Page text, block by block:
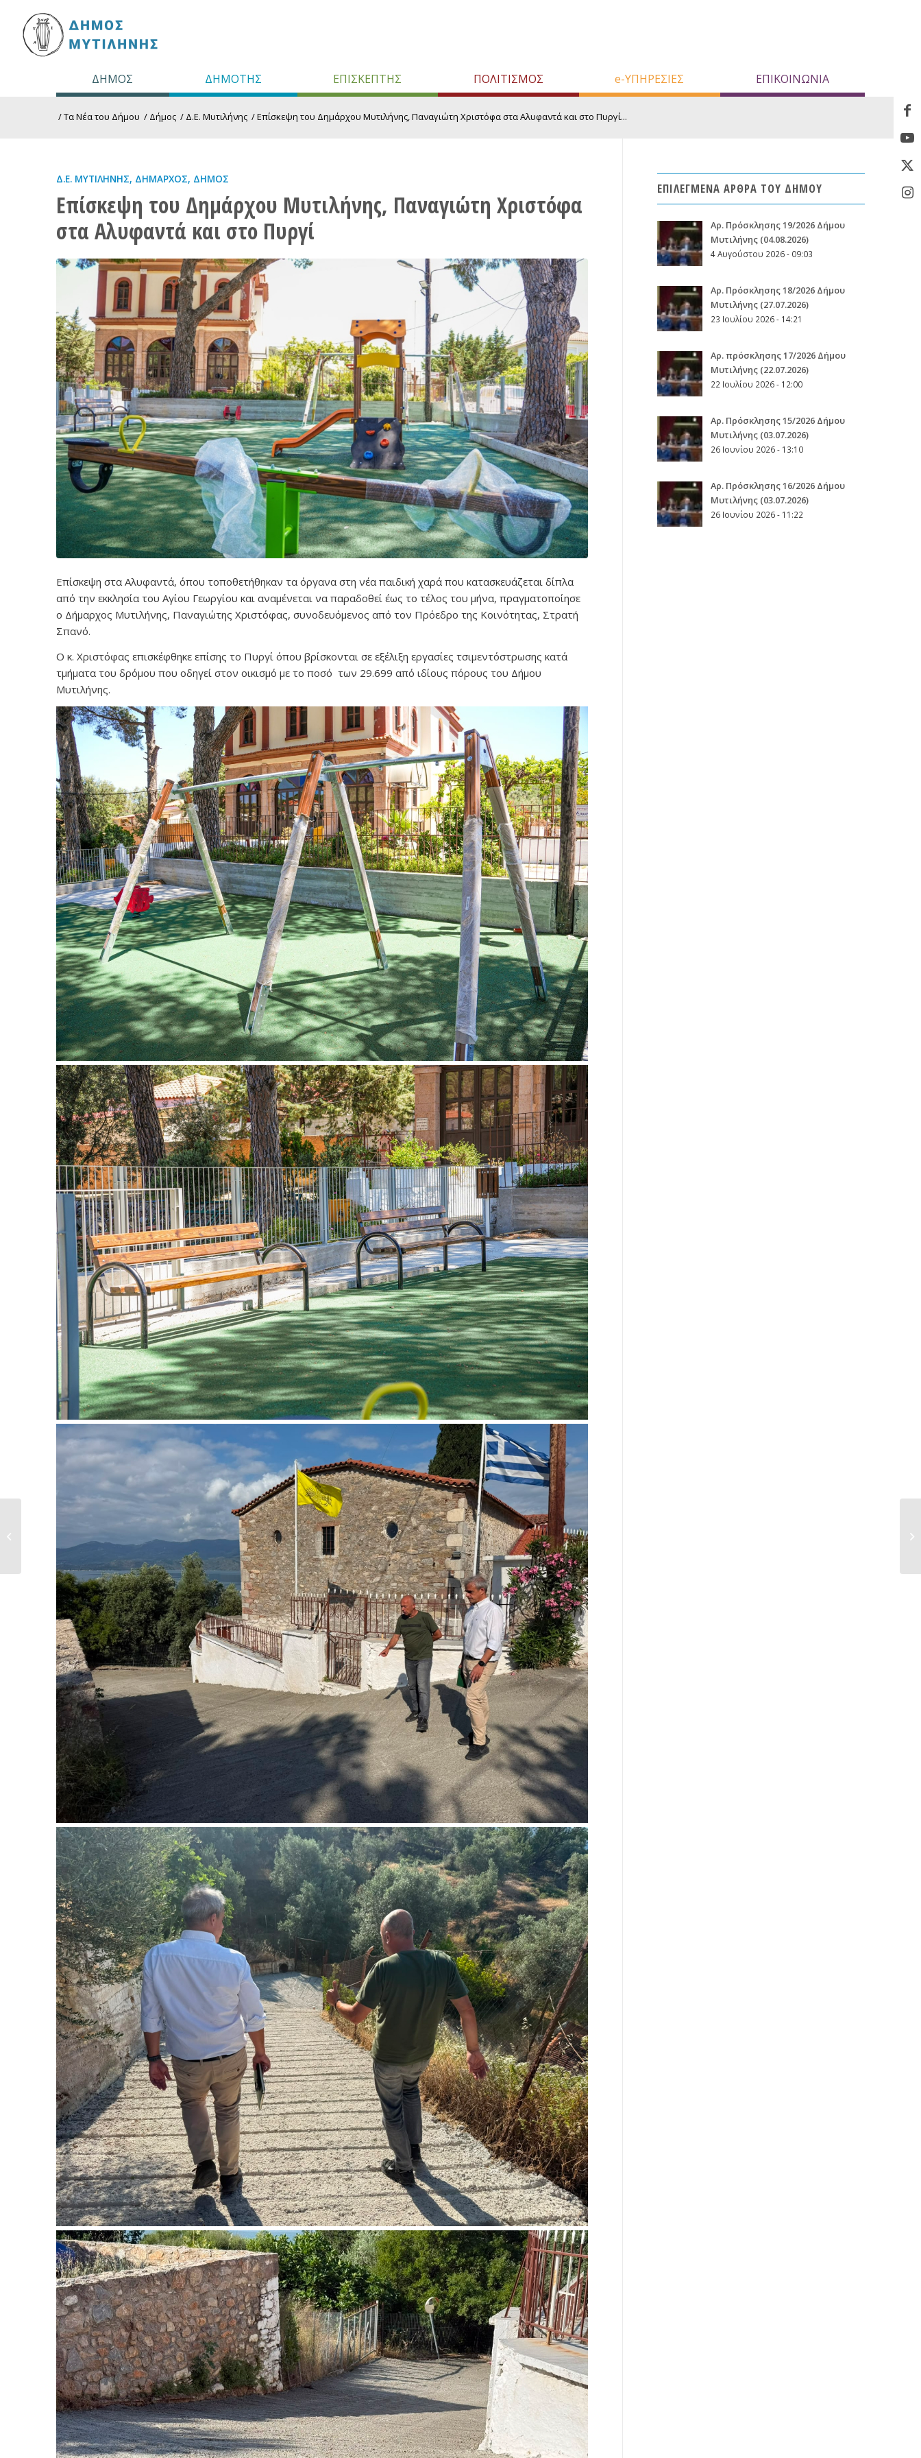
ΔΗΜΟΣ ΔΗΜΟΤΗΣ ΕΠΙΣΚΕΠΤΗΣ ΠΟΛΙΤΙΣΜΟΣ e-ΥΠΗΡΕΣΙΕΣ ΕΠΙΚΟΙΝΩΝΙΑ
/Τα Νέα του Δήμου / Δήμος / Δ.Ε. Μυτιλήνης /Επίσκεψη του Δημάρχου Μυτιλήνης, Παναγιώτη Χριστόφα στα Αλυφαντά και στο Πυργί...
Δ.Ε. ΜΥΤΙΛΉΝΗΣ, ΔΉΜΑΡΧΟΣ, ΔΉΜΟΣ
Επίσκεψη του Δημάρχου Μυτιλήνης, Παναγιώτη Χριστόφα
στα Αλυφαντά και στο Πυργί
Επίσκεψη στα Αλυφαντά, όπου τοποθετήθηκαν τα όργανα στη νέα παιδική χαρά που κατασκευάζεται δίπλα
από την εκκλησία του Αγίου Γεωργίου και αναμένεται να παραδοθεί έως το τέλος του μήνα, πραγματοποίησε
ο Δήμαρχος Μυτιλήνης, Παναγιώτης Χριστόφας, συνοδευόμενος από τον Πρόεδρο της Κοινότητας, Στρατή
Σπανό.
Ο κ. Χριστόφας επισκέφθηκε επίσης το Πυργί όπου βρίσκονται σε εξέλιξη εργασίες τσιμεντόστρωσης κατά
τμήματα του δρόμου που οδηγεί στον οικισμό με το ποσό των 29.699 από ιδίους πόρους του Δήμου
Μυτιλήνης.
ΕΠΙΛΕΓΜΕΝΑ ΑΡΘΡΑ ΤΟΥ ΔΗΜΟΥ
Aρ. Πρόσκλησης 19/2026 Δήμου
Μυτιλήνης (04.08.2026)
4 Αυγούστου 2026 - 09:03
Aρ. Πρόσκλησης 18/2026 Δήμου
Μυτιλήνης (27.07.2026)
23 Ιουλίου 2026 - 14:21
Αρ. πρόσκλησης 17/2026 Δήμου
Μυτιλήνης (22.07.2026)
22 Ιουλίου 2026 - 12:00
Aρ. Πρόσκλησης 15/2026 Δήμου
Μυτιλήνης (03.07.2026)
26 Ιουνίου 2026 - 13:10
Aρ. Πρόσκλησης 16/2026 Δήμου
Μυτιλήνης (03.07.2026)
26 Ιουνίου 2026 - 11:22